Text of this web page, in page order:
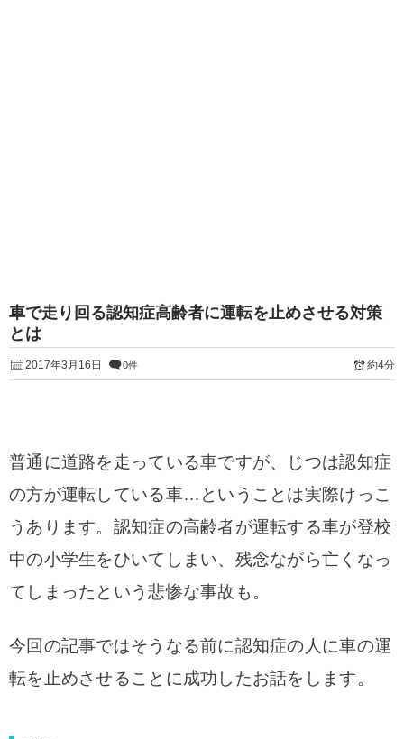
車で走り回る認知症高齢者に運転を止めさせる対策
とは
2017年3月16日 0件 約4分
普通に道路を走っている車ですが、じつは認知症
の方が運転している車…ということは実際けっこ
うあります。認知症の高齢者が運転する車が登校
中の小学生をひいてしまい、残念ながら亡くなっ
てしまったという悲惨な事故も。
今回の記事ではそうなる前に認知症の人に車の運
転を止めさせることに成功したお話をします。